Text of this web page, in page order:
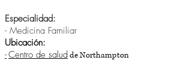
Especialidad:
- Medicina Familiar
Ubicación:
-Centro de saludde Northampton